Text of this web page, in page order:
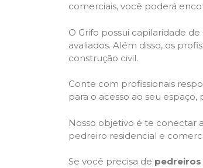
comerciais, você poderá
O Grifo possui capilaridade
avaliados. Além disso, os
construção civil.
Conte com profissionais
para o acesso ao seu
Nosso objetivo é te conectar
pedreiro residencial e
Se você precisa de pedreiros